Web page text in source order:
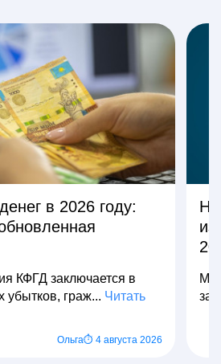
в 2026 году:
КФГД заключается в
убытков, граж... Читать
Ольга⏱ 4 августа 2026